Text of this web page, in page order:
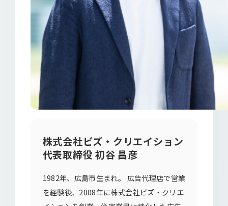
株式会社ビズ・クリエイション
代表取締役 初谷 昌彦
1982年、広島市生まれ。 広告代理店で営業
を経験後、2008年に株式会社ビズ・クリエ